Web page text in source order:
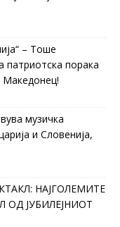
– Тоше
патриотска порака
Македонец!
музичка
и Словенија,
НАЈГОЛЕМИТЕ
ЈУБИЛЕЈНИОТ